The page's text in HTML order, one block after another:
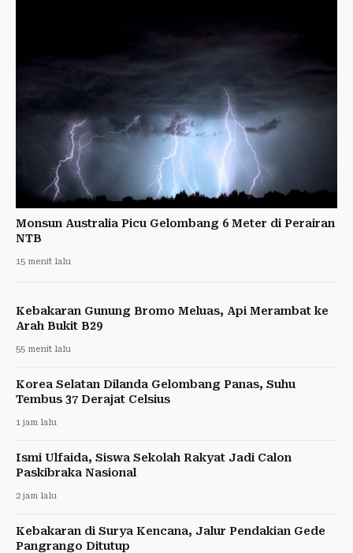
Monsun Australia Picu Gelombang 6 Meter di Perairan
NTB
15 menit lalu
Kebakaran Gunung Bromo Meluas, Api Merambat ke
Arah Bukit B29
55 menit lalu
Korea Selatan Dilanda Gelombang Panas, Suhu
Tembus 37 Derajat Celsius
1 jam lalu
Ismi Ulfaida, Siswa Sekolah Rakyat Jadi Calon
Paskibraka Nasional
2 jam lalu
Kebakaran di Surya Kencana, Jalur Pendakian Gede
Pangrango Ditutup